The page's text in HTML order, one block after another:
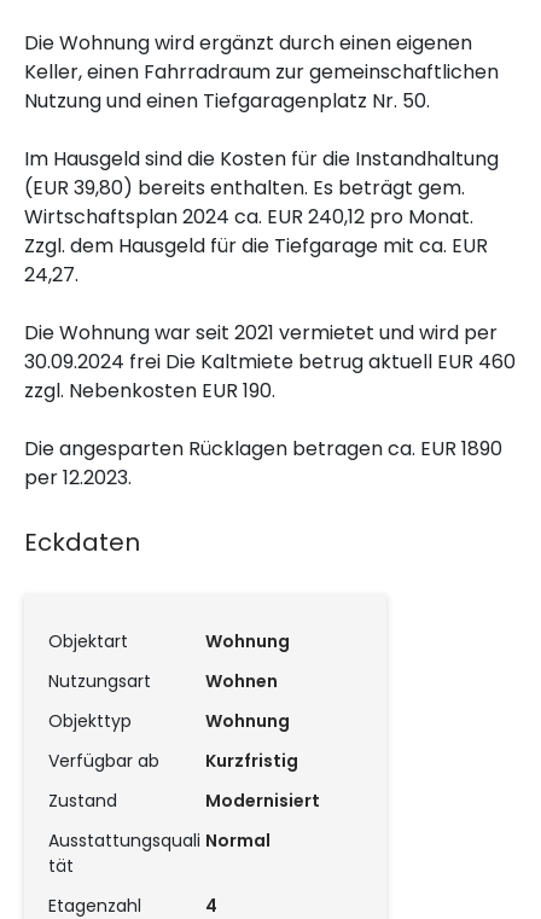
Die Wohnung wird ergänzt durch einen eigenen
Keller, einen Fahrradraum zur gemeinschaftlichen
Nutzung und einen Tiefgaragenplatz Nr. 50.
Im Hausgeld sind die Kosten für die Instandhaltung
(EUR 39,80) bereits enthalten. Es beträgt gem.
Wirtschaftsplan 2024 ca. EUR 240,12 pro Monat.
Zzgl. dem Hausgeld für die Tiefgarage mit ca. EUR
24,27.
Die Wohnung war seit 2021 vermietet und wird per
30.09.2024 frei Die Kaltmiete betrug aktuell EUR 460
zzgl. Nebenkosten EUR 190.
Die angesparten Rücklagen betragen ca. EUR 1890
per 12.2023.
Eckdaten
Objektart
Wohnung
Nutzungsart
Wohnen
Objekttyp
Wohnung
Verfügbar ab
Kurzfristig
Zustand
Modernisiert
Ausstattungsquali
tät
Normal
Etagenzahl
4